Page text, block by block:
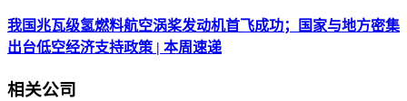
我国兆瓦级氢燃料航空涡桨发动机首飞成功；国家与地方密集
出台低空经济支持政策 | 本周速递
相关公司